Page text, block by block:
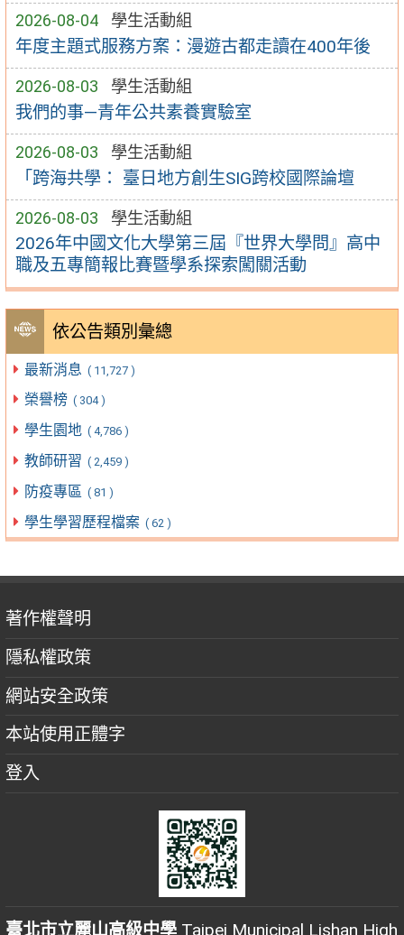
2026-08-04 學生活動組
年度主題式服務方案：漫遊古都走讀在400年後
2026-08-03 學生活動組
我們的事—青年公共素養實驗室
2026-08-03 學生活動組
「跨海共學： 臺日地方創生SIG跨校國際論壇
2026-08-03 學生活動組
2026年中國文化大學第三屆『世界大學問』高中
職及五專簡報比賽暨學系探索闖關活動
依公告類別彙總
最新消息 ( 11,727 )
榮譽榜 ( 304 )
學生園地 ( 4,786 )
教師研習 ( 2,459 )
防疫專區 ( 81 )
學生學習歷程檔案 ( 62 )
著作權聲明
隱私權政策
網站安全政策
本站使用正體字
登入
臺北市立麗山高級中學 Taipei Municipal Lishan High